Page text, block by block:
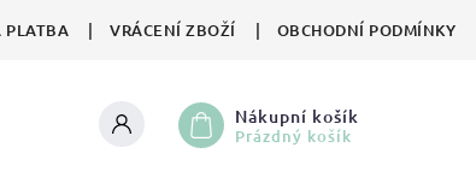
PLATBA VRÁCENÍ ZBOŽÍ OBCHODNÍ PODMÍNKY
Nákupní košík
Prázdný košík